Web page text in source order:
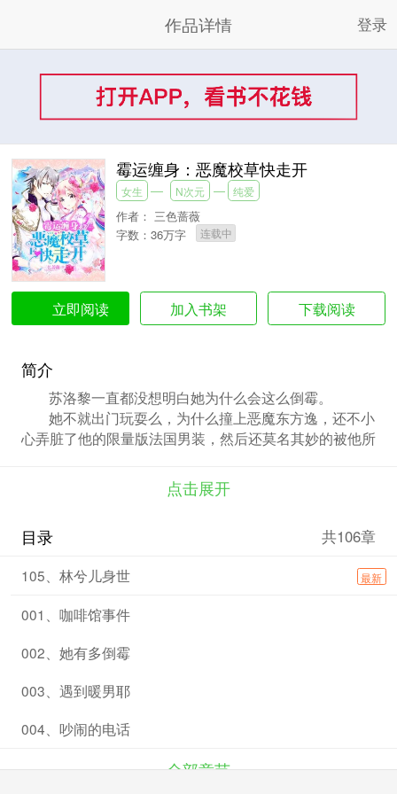
作品详情 登录
霉运缠身：恶魔校草快走开
女生 N次元 纯爱
作者： 三色蔷薇
字数：36万字
连载中
立即阅读 加入书架 下载阅读
简介
苏洛黎一直都没想明白她为什么会这么倒霉。
她不就出门玩耍么，为什么撞上恶魔东方逸，还不小
心弄脏了他的限量版法国男装，然后还莫名其妙的被他所
这些也就算了，为什么他一直死抓着自己不放，甚至
四大校草。
的慕容清澈。
尘。
刺。
但是有事情发生时，他们总会及时出面保护她。
面对这些美男，苏洛黎应该何去何从？
---推荐蔷薇签约完结作品【血族王子求爱记】---
点击展开
目录 共106章
105、林兮儿身世 最新
001、咖啡馆事件
002、她有多倒霉
003、遇到暖男耶
004、吵闹的电话
全部章节